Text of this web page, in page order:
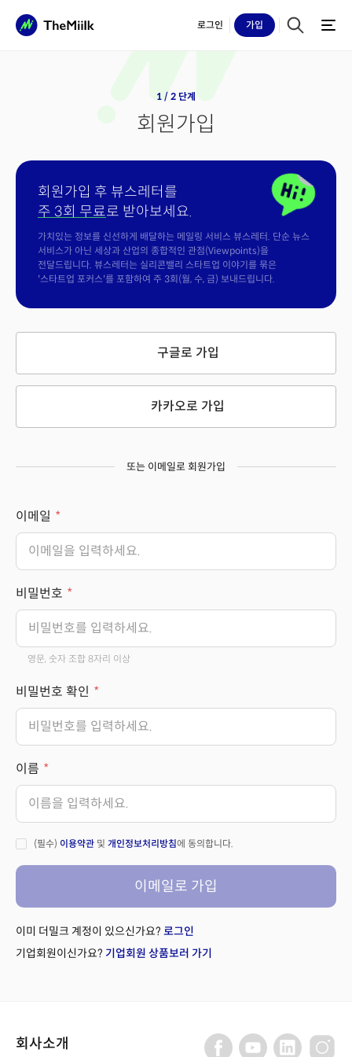
로그인 가입
1 / 2 단계
회원가입
회원가입 후 뷰스레터를
주 3회 무료로 받아보세요.
가치있는 정보를 신선하게 배달하는 메일링 서비스 뷰스레터. 단순 뉴스
서비스가 아닌 세상과 산업의 종합적인 관점(Viewpoints)을
전달드립니다. 뷰스레터는 실리콘밸리 스타트업 이야기를 묶은
'스타트업 포커스'를 포함하여 주 3회(월, 수, 금) 보내드립니다.
구글로 가입
카카오로 가입
또는 이메일로 회원가입
이메일
비밀번호
영문, 숫자 조합 8자리 이상
비밀번호 확인
이름
(필수) 이용약관 및 개인정보처리방침에 동의합니다.
이메일로 가입
이미 더밀크 계정이 있으신가요? 로그인
기업회원이신가요? 기업회원 상품보러 가기
회사소개